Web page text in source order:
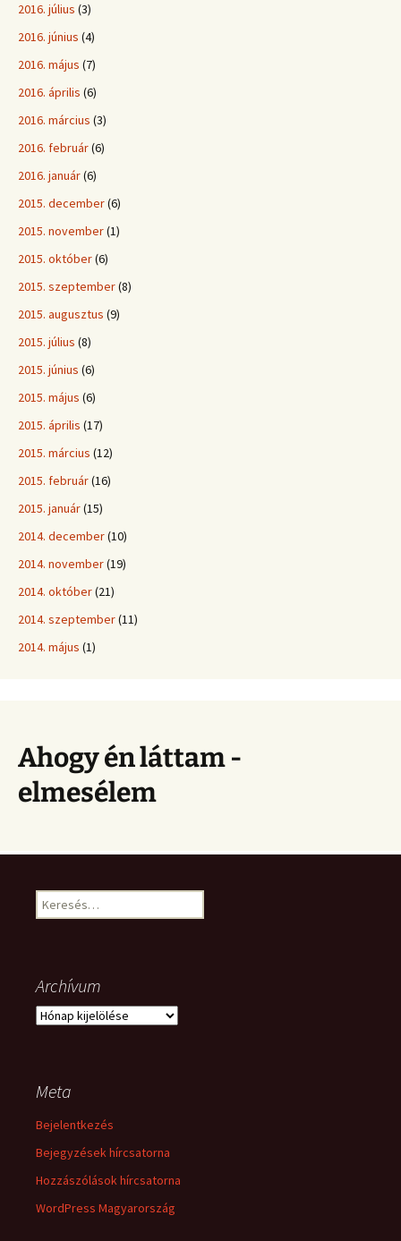
2016. július (3)
2016. június (4)
2016. május (7)
2016. április (6)
2016. március (3)
2016. február(6)
2016. január(6)
2015. december(6)
2015. november(1)
2015. október(6)
2015. szeptember(8)
2015. augusztus (9)
2015. július (8)
2015. június (6)
2015. május (6)
2015. április (17)
2015. március (12)
2015. február(16)
2015. január(15)
2014. december(10)
2014. november(19)
2014. október(21)
2014. szeptember(11)
2014. május (1)
Ahogy én láttam -
elmesélem
Keresés:
Archívum
Archívum
Meta
Bejelentkezés
Bejegyzések hírcsatorna
Hozzászólások hírcsatorna
WordPress Magyarország